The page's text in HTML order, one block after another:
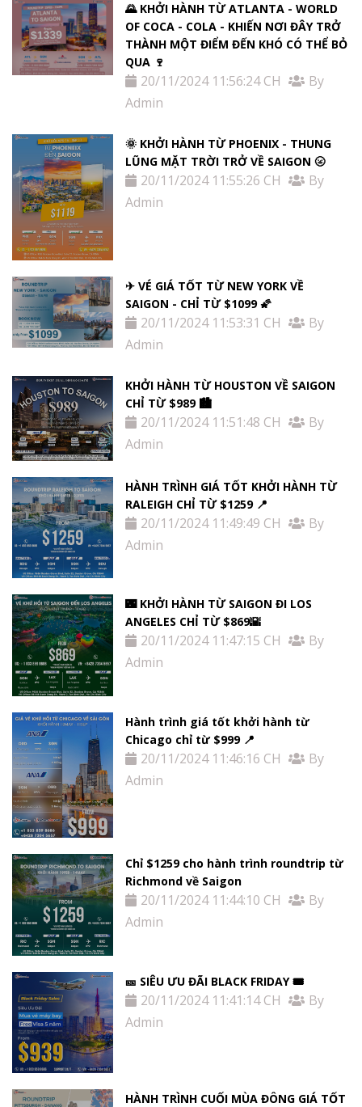
🌄 KHỞI HÀNH TỪ ATLANTA - WORLD
OF COCA - COLA - KHIẾN NƠI ĐÂY TRỞ
THÀNH MỘT ĐIỂM ĐẾN KHÓ CÓ THỂ BỎ
QUA 🍷
20/11/2024 11:56:24 CH
By
Admin
🌞 KHỞI HÀNH TỪ PHOENIX - THUNG
LŨNG MẶT TRỜI TRỞ VỀ SAIGON 🌝
20/11/2024 11:55:26 CH
By
Admin
✈ VÉ GIÁ TỐT TỪ NEW YORK VỀ
SAIGON - CHỈ TỪ $1099 🌠
20/11/2024 11:53:31 CH
By
Admin
KHỞI HÀNH TỪ HOUSTON VỀ SAIGON
CHỈ TỪ $989 🏙
20/11/2024 11:51:48 CH
By
Admin
HÀNH TRÌNH GIÁ TỐT KHỞI HÀNH TỪ
RALEIGH CHỈ TỪ $1259 📍
20/11/2024 11:49:49 CH
By
Admin
🌃 KHỞI HÀNH TỪ SAIGON ĐI LOS
ANGELES CHỈ TỪ $869🌇
20/11/2024 11:47:15 CH
By
Admin
Hành trình giá tốt khởi hành từ
Chicago chỉ từ $999 📍
20/11/2024 11:46:16 CH
By
Admin
Chỉ $1259 cho hành trình roundtrip từ
Richmond về Saigon
20/11/2024 11:44:10 CH
By
Admin
🎫 SIÊU ƯU ĐÃI BLACK FRIDAY 🎟
20/11/2024 11:41:14 CH
By
Admin
HÀNH TRÌNH CUỐI MÙA ĐÔNG GIÁ TỐT